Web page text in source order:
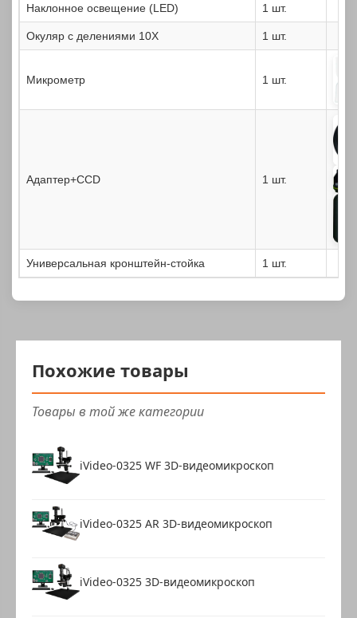
Наклонное освещение (LED) 1 шт.
Окуляр с делениями 10X 1 шт.
Микрометр 1 шт.
Адаптер+CCD 1 шт.
Универсальная кронштейн-стойка 1 шт.
Похожие товары
Товары в той же категории
iVideo-0325 WF 3D-видеомикроскоп
iVideo-0325 AR 3D-видеомикроскоп
iVideo-0325 3D-видеомикроскоп